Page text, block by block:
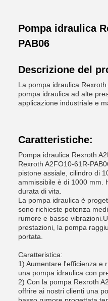
Pompa idraulica
PAB06
Descrizione del
La pompa idraulica
pompa idraulica ad alte
applicazione industriale e
Caratteristiche:
Pompa idraulica Rexroth
Rexroth A2FO10-61R-
pistone assiale, cilindro di
ammissibile è di 1000 mm.
durata di vita.
La pompa idraulica è
sono richieste potenza
rumore e basse
prestazioni, la pompa
portata.
Caratteristica:
1) Aumentare l'efficienza e
una pompa idraulica con
2) Con la pompa Rexroth
offrire ai nostri clienti una